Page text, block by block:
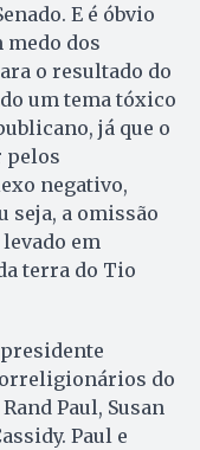
E é óbvio
medo dos
o resultado do
um tema tóxico
já que o
pelos
negativo,
seja, a omissão
em
terra do Tio
do
Paul, Susan
Paul e